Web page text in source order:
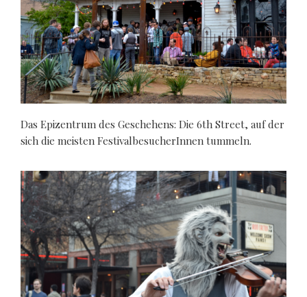
Das Epizentrum des Geschehens: Die 6th Street, auf der
sich die meisten FestivalbesucherInnen tummeln.